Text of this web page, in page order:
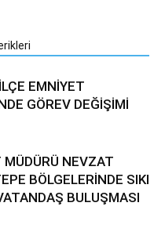
EMNİYET
GÖREV DEĞİŞİMİ
MÜDÜRÜ NEVZAT
BÖLGELERİNDE SIKI
BULUŞMASI